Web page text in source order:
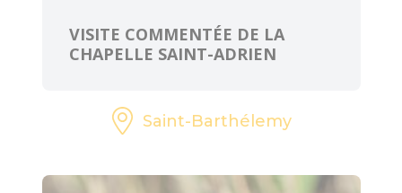
VISITE COMMENTÉE DE LA
CHAPELLE SAINT-ADRIEN
Saint-Barthélemy